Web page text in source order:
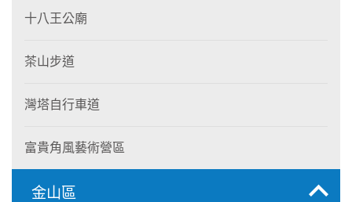
十八王公廟
茶山步道
灣塔自行車道
富貴角風藝術營區
金山區